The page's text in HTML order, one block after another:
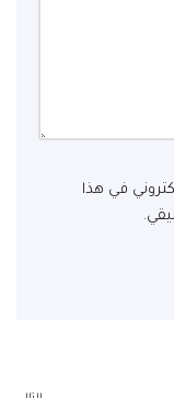
في هذا